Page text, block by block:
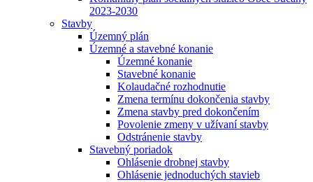
2023-2030
Stavby
Územný plán
Územné a stavebné konanie
Územné konanie
Stavebné konanie
Kolaudačné rozhodnutie
Zmena termínu dokončenia stavby
Zmena stavby pred dokončením
Povolenie zmeny v užívaní stavby
Odstránenie stavby
Stavebný poriadok
Ohlásenie drobnej stavby
Ohlásenie jednoduchých stavieb